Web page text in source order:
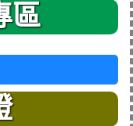
區